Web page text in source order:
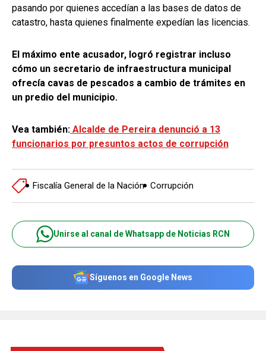
pasando por quienes accedían a las bases de datos de
catastro, hasta quienes finalmente expedían las licencias.
El máximo ente acusador, logró registrar incluso
cómo un secretario de infraestructura municipal
ofrecía cavas de pescados a cambio de trámites en
un predio del municipio.
Vea también: Alcalde de Pereira denunció a 13
funcionarios por presuntos actos de corrupción
Fiscalía General de la Nación Corrupción
Unirse al canal de Whatsapp de Noticias RCN
Síguenos en Google News